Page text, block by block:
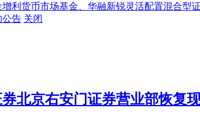
增利货币市场基金、华融新锐灵活配置混合型
公告 关闭
北京右安门证券营业部恢复